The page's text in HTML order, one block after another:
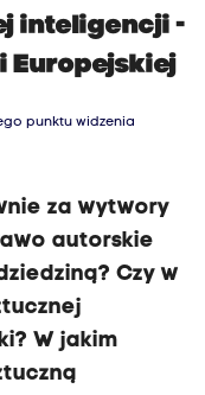
inteligencji -
Europejskiej
punktu widzenia
za wytwory
autorskie
Czy w
W jakim